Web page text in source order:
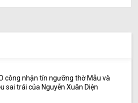
công nhận tín ngưỡng thờ Mẫu và
sai trái của Nguyễn Xuân Diện